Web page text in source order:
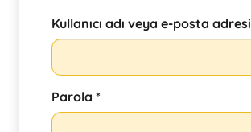
Kullanıcı adı veya e-posta adresi
Parola *